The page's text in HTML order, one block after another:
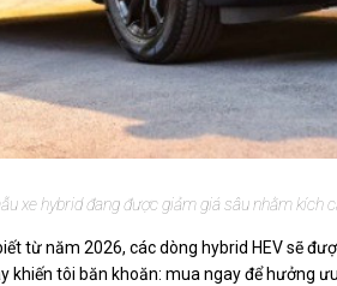
xe hybrid đang được giảm giá sâu nhằm kích
từ năm 2026, các dòng hybrid HEV sẽ
khiến tôi băn khoăn: mua ngay để hưởng